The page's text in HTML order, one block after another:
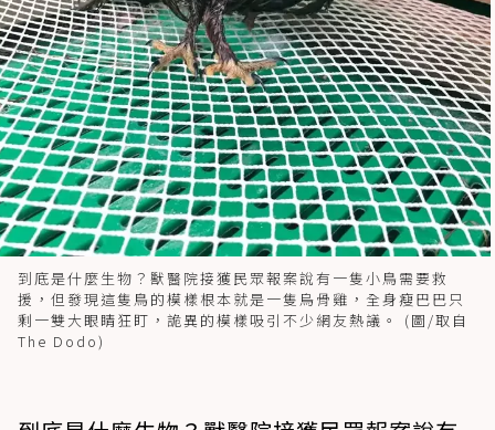
到底是什麼生物？獸醫院接獲民眾報案說有一隻小鳥需要救
援，但發現這隻鳥的模樣根本就是一隻烏骨雞，全身瘦巴巴只
剩一雙大眼睛狂盯，詭異的模樣吸引不少網友熱議。 (圖/取自
The Dodo)